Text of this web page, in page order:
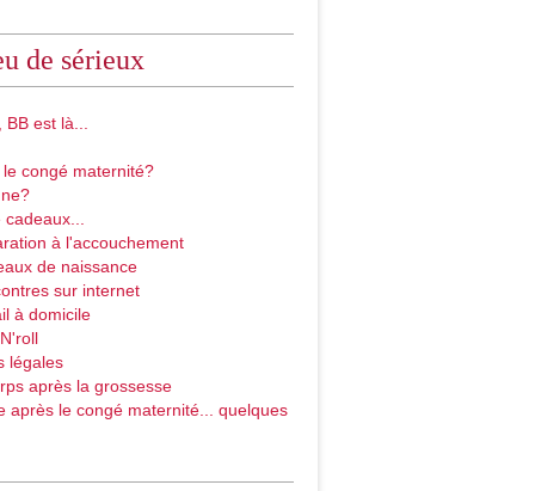
de sérieux
est là...
congé maternité?
à l'accouchement
de naissance
sur internet
à domicile
légales
après la grossesse
après le congé maternité... quelques